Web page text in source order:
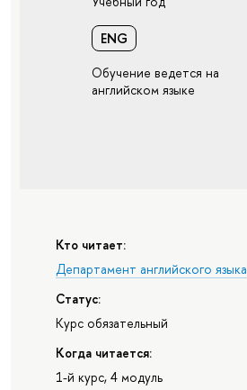
ENG
Обучение ведется на
английском языке
Кто читает:
Департамент английского языка
Статус:
Курс обязательный
Когда читается:
1-й курс, 4 модуль